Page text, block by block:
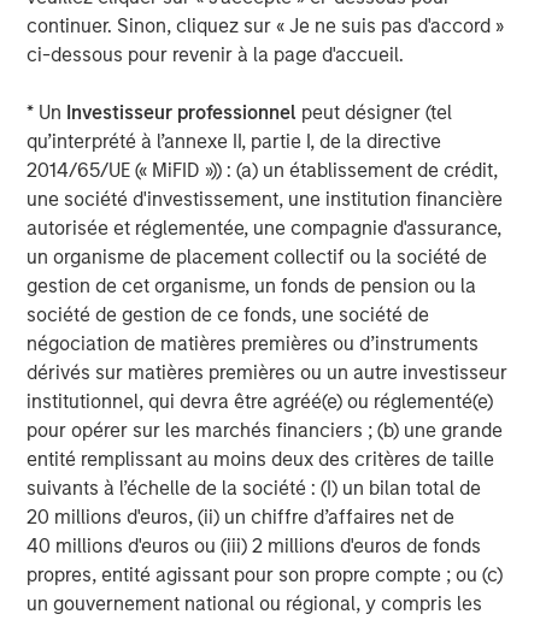
continuer. Sinon, cliquez sur « Je ne suis pas d'accord »
ci-dessous pour revenir à la page d'accueil.
* Un Investisseur professionnel peut désigner (tel
qu’interprété à l’annexe II, partie I, de la directive
2014/65/UE (« MiFID »)) : (a) un établissement de crédit,
une société d'investissement, une institution financière
autorisée et réglementée, une compagnie d'assurance,
un organisme de placement collectif ou la société de
gestion de cet organisme, un fonds de pension ou la
société de gestion de ce fonds, une société de
négociation de matières premières ou d’instruments
dérivés sur matières premières ou un autre investisseur
institutionnel, qui devra être agréé(e) ou réglementé(e)
pour opérer sur les marchés financiers ; (b) une grande
entité remplissant au moins deux des critères de taille
suivants à l’échelle de la société : (I) un bilan total de
20 millions d'euros, (ii) un chiffre d’affaires net de
40 millions d'euros ou (iii) 2 millions d'euros de fonds
propres, entité agissant pour son propre compte ; ou (c)
un gouvernement national ou régional, y compris les
catch up to reality is anyone’s guess, but it seems
foolish to me (or arrogant) to assume they are there
yet.
opinion.
Let’s assume that $400 per share for 2027 earnings
could rise even HIGHER by year-end.
Applying a reasonable 20x P/E multiple to 2027 EPS
suggests the S&P 500 has quite a bit of upside
remaining in the second half of 2026.
Hence, why the year-to-date rally in the stock
market makes sense as well.
It’s logical.
So, what could go wrong?
There are always plenty of risks, and I am sure the
rest of the year will not move upward in a linear
fashion.